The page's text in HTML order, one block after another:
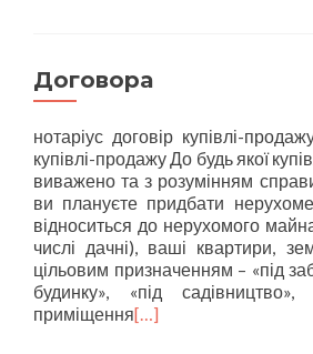
Договора
нотаріус договір купівлі-
купівлі-продажу До будь якої
виважено та з розумінням
ви плануєте придбати
відноситься до нерухомого
числі дачні), ваші квартири,
цільовим призначенням – «під
будинку», «під садівництво»,
приміщення[…]